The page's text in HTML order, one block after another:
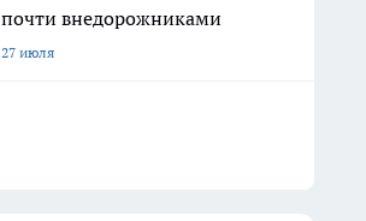
почти внедорожниками
27 июля